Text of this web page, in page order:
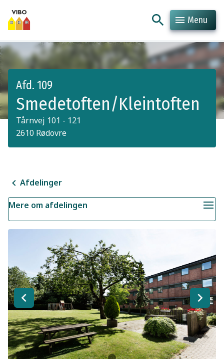
Hop til indhold
Hop til søgning
Menu
Afd. 109
Smedetoften/Kleintoften
Tårnvej 101 - 121
2610 Rødovre
Afdelinger
Mere om afdelingen